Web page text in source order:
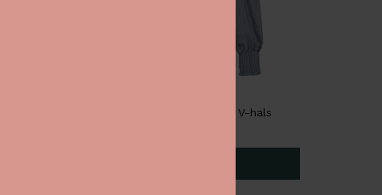
Co'Couture KesiCC Bluse med V-hals